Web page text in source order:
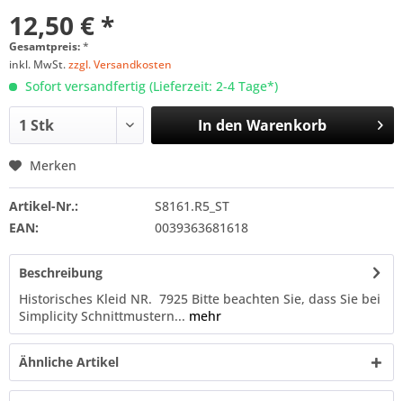
12,50 € *
Gesamtpreis:*
inkl. MwSt.zzgl. Versandkosten
Sofort versandfertig (Lieferzeit: 2-4 Tage*)
In den Warenkorb
Merken
Artikel-Nr.:
S8161.R5_ST
EAN:
0039363681618
Beschreibung
Historisches Kleid NR. 7925 Bitte beachten Sie, dass Sie bei
Simplicity Schnittmustern... mehr
Ähnliche Artikel